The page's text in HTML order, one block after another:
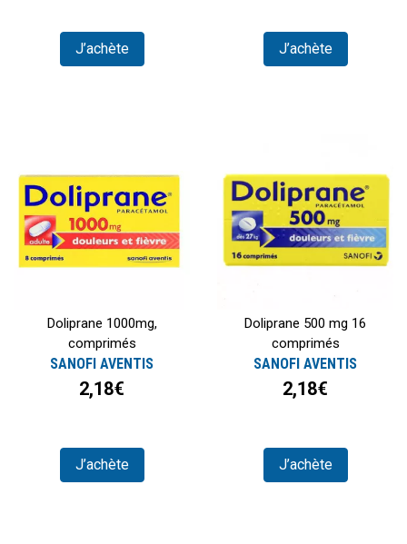
J’achète J’achète
Doliprane 1000mg,
comprimés
SANOFI AVENTIS
2,18€
J’achète
Doliprane 500 mg 16
comprimés
SANOFI AVENTIS
2,18€
J’achète